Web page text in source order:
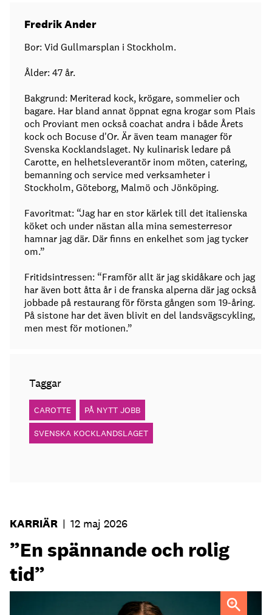
Fredrik Ander
Bor: Vid Gullmarsplan i Stockholm.
Ålder: 47 år.
Bakgrund: Meriterad kock, krögare, sommelier och
bagare. Har bland annat öppnat egna krogar som Plais
och Proviant men också coachat andra i både Årets
kock och Bocuse d'Or. Är även team manager för
Svenska Kocklandslaget. Ny kulinarisk ledare på
Carotte, en helhetsleverantör inom möten, catering,
bemanning och service med verksamheter i
Stockholm, Göteborg, Malmö och Jönköping.
Favoritmat: “Jag har en stor kärlek till det italienska
köket och under nästan alla mina semesterresor
hamnar jag där. Där finns en enkelhet som jag tycker
om.”
Fritidsintressen: “Framför allt är jag skidåkare och jag
har även bott åtta år i de franska alperna där jag också
jobbade på restaurang för första gången som 19-åring.
På sistone har det även blivit en del landsvägscykling,
men mest för motionen.”
Taggar
CAROTTE PÅ NYTT JOBB
SVENSKA KOCKLANDSLAGET
KARRIÄR | 12 maj 2026
”En spännande och rolig
tid”
FOTO: Johanna Fond